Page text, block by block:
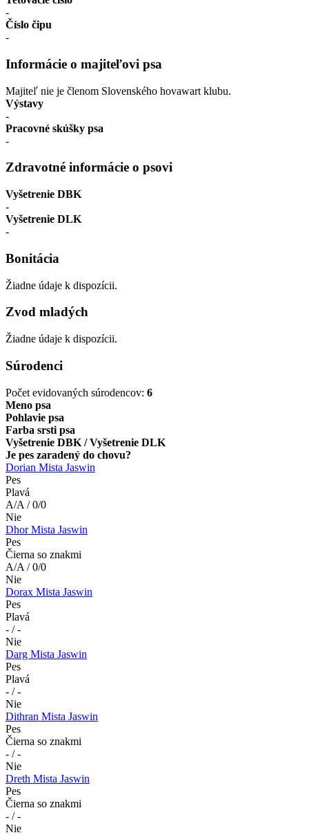
-
Číslo čipu
-
Informácie o majiteľovi psa
Majiteľ nie je členom Slovenského hovawart klubu.
Výstavy
-
Pracovné skúšky psa
-
Zdravotné informácie o psovi
Vyšetrenie DBK
-
Vyšetrenie DLK
-
Bonitácia
Žiadne údaje k dispozícii.
Zvod mladých
Žiadne údaje k dispozícii.
Súrodenci
Počet evidovaných súrodencov: 6
Meno psa
Pohlavie psa
Farba srsti psa
Vyšetrenie DBK / Vyšetrenie DLK
Je pes zaradený do chovu?
Dorian Mista Jaswin
Pes
Plavá
A/A / 0/0
Nie
Dhor Mista Jaswin
Pes
Čierna so znakmi
A/A / 0/0
Nie
Dorax Mista Jaswin
Pes
Plavá
- / -
Nie
Darg Mista Jaswin
Pes
Plavá
- / -
Nie
Dithran Mista Jaswin
Pes
Čierna so znakmi
- / -
Nie
Dreth Mista Jaswin
Pes
Čierna so znakmi
- / -
Nie